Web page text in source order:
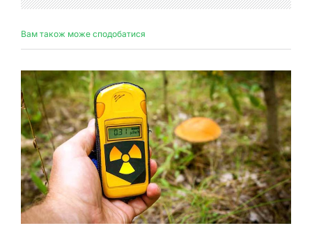
Вам також може сподобатися